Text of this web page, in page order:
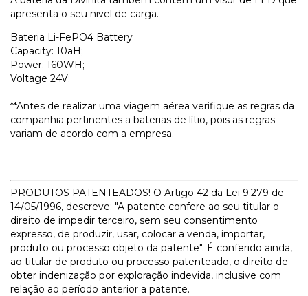
apresenta o seu nivel de carga.
Bateria Li-FePO4 Battery
Capacity: 10aH;
Power: 160WH;
Voltage 24V;
**Antes de realizar uma viagem aérea verifique as regras da
companhia pertinentes a baterias de lítio, pois as regras
variam de acordo com a empresa.
PRODUTOS PATENTEADOS! O Artigo 42 da Lei 9.279 de
14/05/1996, descreve: "A patente confere ao seu titular o
direito de impedir terceiro, sem seu consentimento
expresso, de produzir, usar, colocar a venda, importar,
produto ou processo objeto da patente". É conferido ainda,
ao titular de produto ou processo patenteado, o direito de
obter indenização por exploração indevida, inclusive com
relação ao período anterior a patente.